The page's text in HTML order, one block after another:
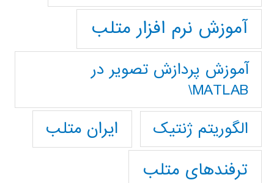
آموزش نرم افزار متلب
آموزش پردازش تصوير در
MATLAB\
الگوریتم ژنتیک
ایران متلب
ترفندهای متلب